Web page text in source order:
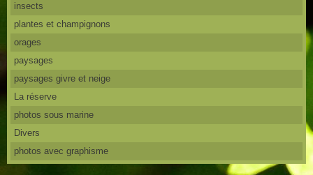
insects
plantes et champignons
orages
paysages
paysages givre et neige
La réserve
photos sous marine
Divers
photos avec graphisme